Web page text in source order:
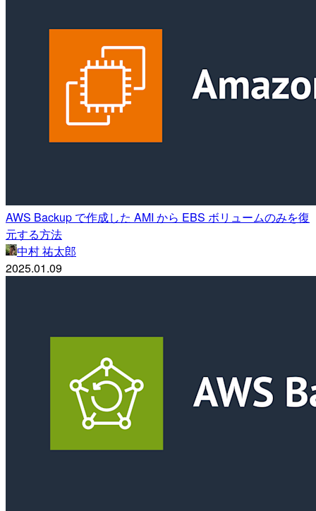
AWS Backup で作成した AMI から EBS ボリュームのみを復
元する方法
中村 祐太郎
2025.01.09